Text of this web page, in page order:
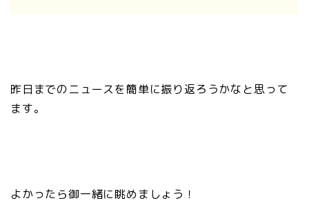
昨日までのニュースを簡単に振り返ろうかなと思って
ます。
よかったら御一緒に眺めましょう！